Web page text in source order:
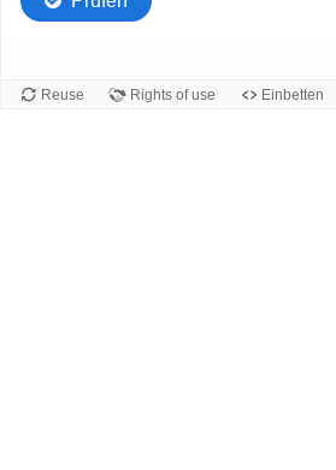
Reuse Rights of use Einbetten